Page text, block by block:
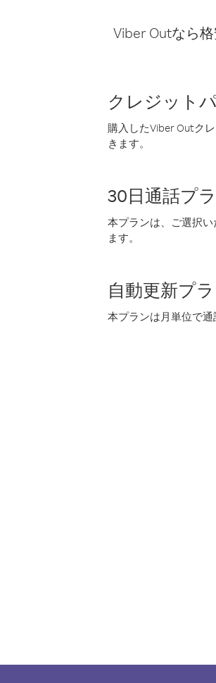
Viber Outなら
クレジット
購入したViber Outク
きます。
30日通話プ
本プランは、ご選択
ます。
自動更新プ
本プランは月単位で